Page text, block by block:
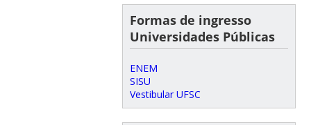
Formas de ingresso
Universidades Públicas
ENEM
SISU
Vestibular UFSC